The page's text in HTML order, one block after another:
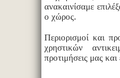
ανακαινίσαμε
ο χώρος.
Περιορισμοί και
χρηστικών
προτιμήσεις μας